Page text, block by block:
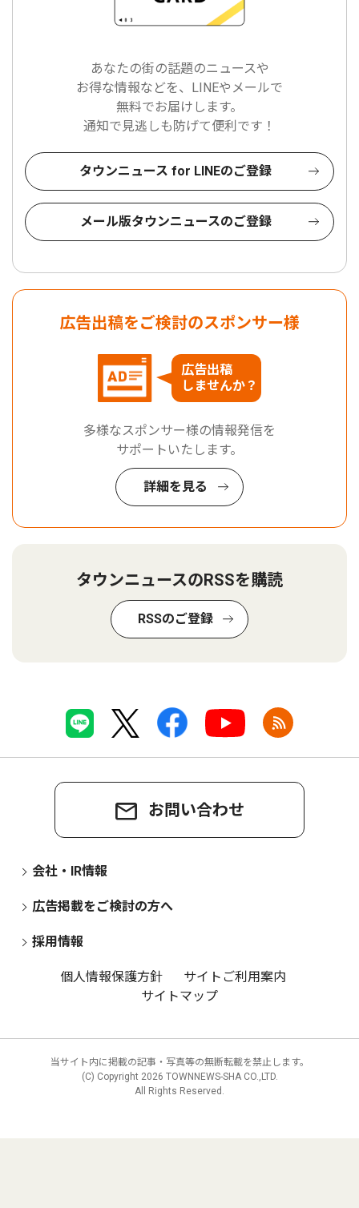
あなたの街の話題のニュースや
お得な情報などを、LINEやメールで
無料でお届けします。
通知で見逃しも防げて便利です！
タウンニュース for LINEのご登録
メール版タウンニュースのご登録
広告出稿をご検討のスポンサー様
広告出稿
しませんか？
多様なスポンサー様の情報発信を
サポートいたします。
詳細を見る
タウンニュースのRSSを購読
RSSのご登録
お問い合わせ
会社・IR情報
広告掲載をご検討の方へ
採用情報
個人情報保護方針
サイトご利用案内
サイトマップ
当サイト内に掲載の記事・写真等の無断転載を禁止します。
(C) Copyright 2026 TOWNNEWS-SHA CO.,LTD.
All Rights Reserved.